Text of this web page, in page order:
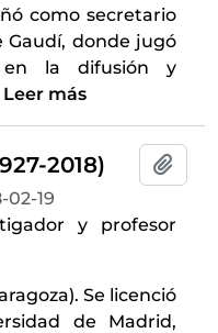
como secretario
Gaudí, donde jugó
en la difusión y
Leer más
2018)
02-19
y profesor
Se licenció
de Madrid,